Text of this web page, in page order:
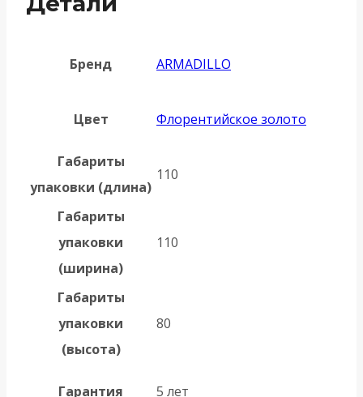
Бренд ARMADILLO
Цвет Флорентийское золото
Габариты
упаковки (длина)
110
Габариты
упаковки
(ширина)
110
Габариты
упаковки
(высота)
80
Гарантия 5 лет